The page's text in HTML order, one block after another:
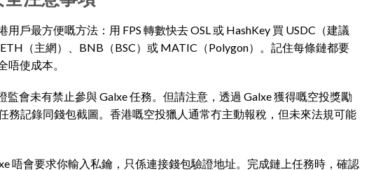
戶最方便嘅方法：用 FPS 轉數快去 OSL 或 HashKey 買 USDC（建議
（主網）、BNB（BSC）或 MATIC（Polygon）。記住每條鏈都要
唔使成本。
會未有禁止參與 Galxe 任務。但請注意，透過 Galxe 獲得嘅空投獎勵
記錄同錢包截圖。香港嘅空投獵人通常冇主動報稅，但未來法規可能
唔會要求你輸入私鑰，只係連接錢包驗證地址。完成鏈上任務時，確認